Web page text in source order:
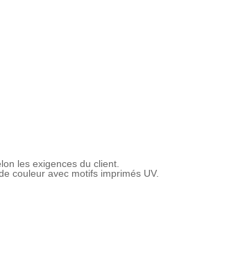
les exigences du client.
couleur avec motifs imprimés UV.